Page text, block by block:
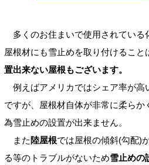
多くのお住まいで使用されている
屋根材にも雪止めを取り付けること
置出来ない屋根もございます。
例えばアメリカではシェア率が高
ですが、屋根材自体が非常に柔らか
為雪止めの設置が出来ません。
また 陸屋根では屋根の傾斜(勾配)
る等のトラブルがないため雪止めの